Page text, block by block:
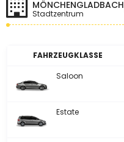
MÖNCHENGLADBACH
Stadtzentrum
FAHRZEUGKLASSE
Saloon
Estate